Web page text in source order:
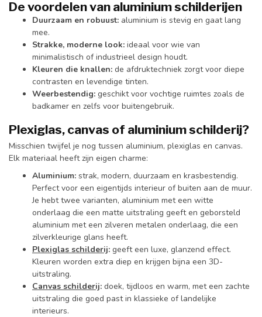
De voordelen van aluminium schilderijen
Duurzaam en robuust: aluminium is stevig en gaat lang
mee.
Strakke, moderne look: ideaal voor wie van
minimalistisch of industrieel design houdt.
Kleuren die knallen: de afdruktechniek zorgt voor diepe
contrasten en levendige tinten.
Weerbestendig: geschikt voor vochtige ruimtes zoals de
badkamer en zelfs voor buitengebruik.
Plexiglas, canvas of aluminium schilderij?
Misschien twijfel je nog tussen aluminium, plexiglas en canvas.
Elk materiaal heeft zijn eigen charme:
Aluminium: strak, modern, duurzaam en krasbestendig.
Perfect voor een eigentijds interieur of buiten aan de muur.
Je hebt twee varianten, aluminium met een witte
onderlaag die een matte uitstraling geeft en geborsteld
aluminium met een zilveren metalen onderlaag, die een
zilverkleurige glans heeft.
Plexiglas schilderij: geeft een luxe, glanzend effect.
Kleuren worden extra diep en krijgen bijna een 3D-
uitstraling.
Canvas schilderij: doek, tijdloos en warm, met een zachte
uitstraling die goed past in klassieke of landelijke
interieurs.